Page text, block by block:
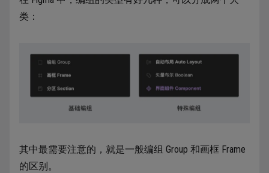
类：
其中最需要注意的，就是一般编组 Group 和画框 Frame
的区别。